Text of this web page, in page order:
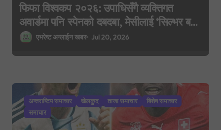
फिफा विश्वकप २०२६: उपाधिसँगै व्यक्तिगत
अवार्डमा पनि स्पेनको दबदबा, मेसीलाई ‘सिल्भर बल’
र एम्बाप्पेलाई ‘गोल्डेन बुट’
एभरेष्ट अन्लाईन खबर Jul 20, 2026
अन्तराष्टिय समाचार खेलकुद ताजा समाचार
बिशेष समाचार
समाचार